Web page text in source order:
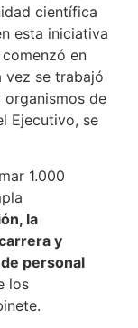
científica
esta iniciativa
en
vez se trabajó
organismos de
Ejecutivo, se
1.000
la
y
personal
los